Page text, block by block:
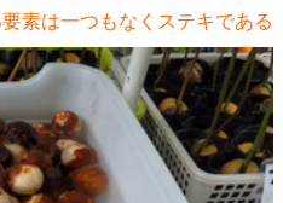
素は一つもなくステキである